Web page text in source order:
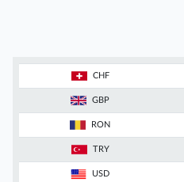
CHF
GBP
RON
TRY
USD